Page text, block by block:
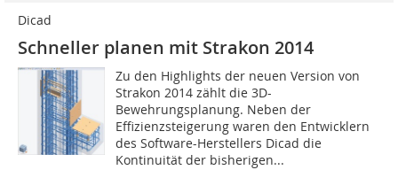
Dicad
Schneller planen mit Strakon 2014
Zu den Highlights der neuen Version von
Strakon 2014 zählt die 3D-
Bewehrungsplanung. Neben der
Effizienzsteigerung waren den Entwicklern
des Software-Herstellers Dicad die
Kontinuität der bisherigen...